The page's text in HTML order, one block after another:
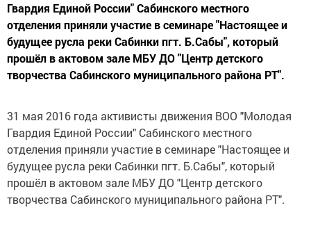
Гвардия Единой России" Сабинского местного
отделения приняли участие в семинаре "Настоящее и
будущее русла реки Сабинки пгт. Б.Сабы", который
прошёл в актовом зале МБУ ДО "Центр детского
творчества Сабинского муниципального района РТ".
31 мая 2016 года активисты движения ВОО "Молодая
Гвардия Единой России" Сабинского местного
отделения приняли участие в семинаре "Настоящее и
будущее русла реки Сабинки пгт. Б.Сабы", который
прошёл в актовом зале МБУ ДО "Центр детского
творчества Сабинского муниципального района РТ".